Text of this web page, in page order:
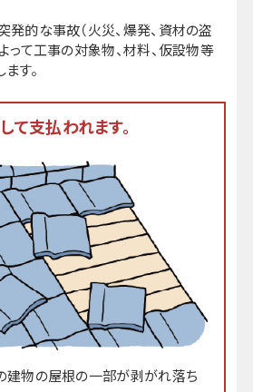
的な事故（火災、爆発、資材の盗
って工事の対象物、材料、仮設物等
す。
て支払われます。
建物の屋根の一部が剥がれ落ち